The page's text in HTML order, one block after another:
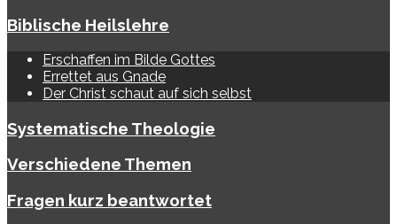
Biblische Heilslehre
Erschaffen im Bilde Gottes
Errettet aus Gnade
Der Christ schaut auf sich selbst
Systematische Theologie
Verschiedene Themen
Fragen kurz beantwortet